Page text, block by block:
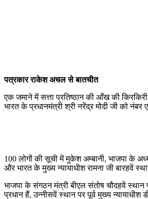
पत्रकार राकेश अचल से बातचीत
एक जमाने में सत्ता प्रतिष्ठान की आँख की
भारत के प्रधानमंत्री श्री नरेंद्र मोदी जी को
100 लोगों की सूची में मुकेश अम्बानी, भाजपा के
और भारत के मुख्य न्यायाधीश रामना जी बारहवें
भाजपा के संगठन मंत्री बीएल संतोष चौदहवें
प्रधान हैं, उन्नीसवें स्थान पर पूर्व मुख्य